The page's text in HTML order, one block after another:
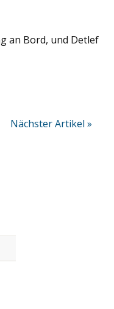
an Bord, und Detlef
Nächster Artikel »